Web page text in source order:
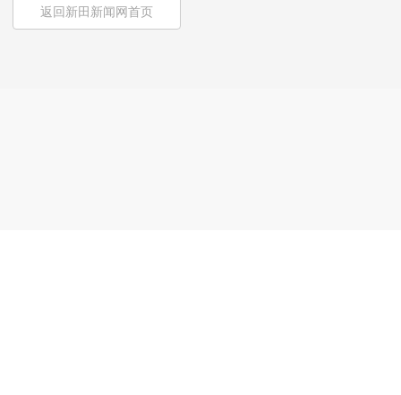
返回新田新闻网首页